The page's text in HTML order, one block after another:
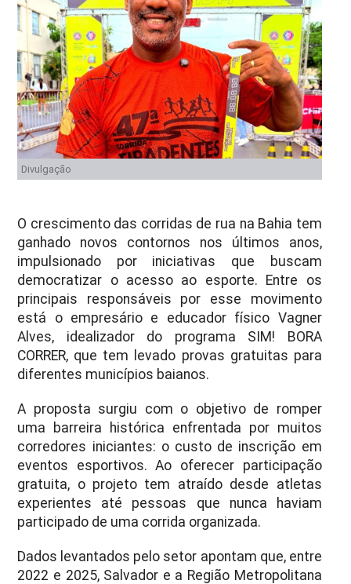
Divulgação
O crescimento das corridas de rua na Bahia tem
ganhado novos contornos nos últimos anos,
impulsionado por iniciativas que buscam
democratizar o acesso ao esporte. Entre os
principais responsáveis por esse movimento
está o empresário e educador físico Vagner
Alves, idealizador do programa SIM! BORA
CORRER, que tem levado provas gratuitas para
diferentes municípios baianos.
A proposta surgiu com o objetivo de romper
uma barreira histórica enfrentada por muitos
corredores iniciantes: o custo de inscrição em
eventos esportivos. Ao oferecer participação
gratuita, o projeto tem atraído desde atletas
experientes até pessoas que nunca haviam
participado de uma corrida organizada.
Dados levantados pelo setor apontam que, entre
2022 e 2025, Salvador e a Região Metropolitana